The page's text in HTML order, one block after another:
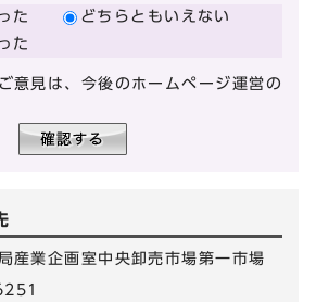
た
どちらともいえない
た
意見は、今後のホームページ運営の
産業企画室中央卸売市場第一市場